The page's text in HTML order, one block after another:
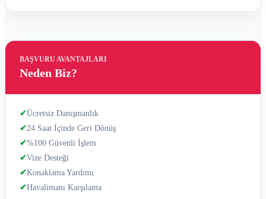
BAŞVURU AVANTAJLARI
Neden Biz?
✔Ücretsiz Danışmanlık
✔24 Saat İçinde Geri Dönüş
✔%100 Güvenli İşlem
✔Vize Desteği
✔Konaklama Yardımı
✔Havalimanı Karşılama